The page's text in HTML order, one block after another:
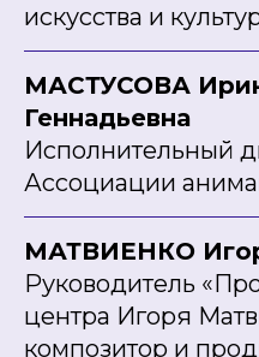
искусства и
МАСТУСОВА
Геннадьевна
Исполнительный
Ассоциации
МАТВИЕНКО
Руководитель
центра Игоря
композитор и